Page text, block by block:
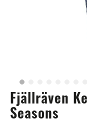
Fjällräven
Seasons